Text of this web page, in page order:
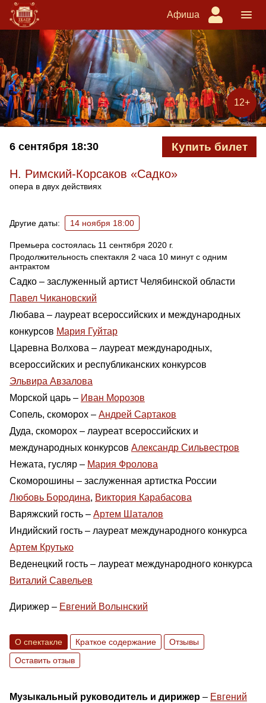
Афиша
12+
6 сентября 18:30 Купить билет
Н. Римский-Корсаков «Садко»
опера в двух действиях
Другие даты: 14 ноября 18:00
Премьера состоялась 11 сентября 2020 г.
Продолжительность спектакля 2 часа 10 минут с одним
антрактом
Садко – заслуженный артист Челябинской области
Павел Чикановский
Любава – лауреат всероссийских и международных
конкурсов Мария Гуйтар
Царевна Волхова – лауреат международных,
всероссийских и республиканских конкурсов
Эльвира Авзалова
Морской царь – Иван Морозов
Сопель, скоморох – Андрей Сартаков
Дуда, скоморох – лауреат всероссийских и
международных конкурсов Александр Сильвестров
Нежата, гусляр – Мария Фролова
Скоморошины – заслуженная артистка России
Любовь Бородина, Виктория Карабасова
Варяжский гость – Артем Шаталов
Индийский гость – лауреат международного конкурса
Артем Крутько
Веденецкий гость – лауреат международного конкурса
Виталий Савельев
Дирижер – Евгений Волынский
О спектакле Краткое содержание
Отзывы
Оставить отзыв
Музыкальный руководитель и дирижер – Евгений